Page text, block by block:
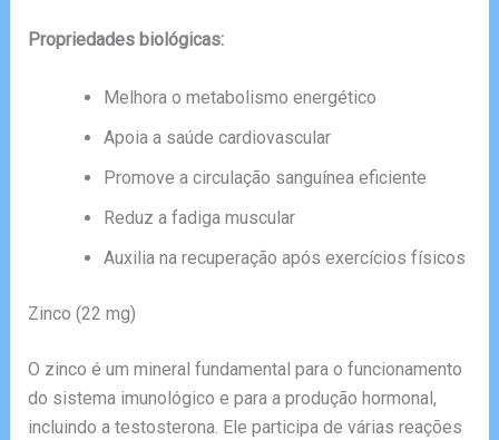
Propriedades biológicas:
Melhora o metabolismo energético
Apoia a saúde cardiovascular
Promove a circulação sanguínea eficiente
Reduz a fadiga muscular
Auxilia na recuperação após exercícios físicos
Zinco (22 mg)
O zinco é um mineral fundamental para o funcionamento
do sistema imunológico e para a produção hormonal,
incluindo a testosterona. Ele participa de várias reações